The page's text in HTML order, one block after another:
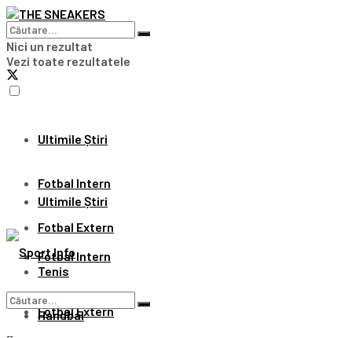
Nici un rezultat
Vezi toate rezultatele
Ultimile Știri
Fotbal Intern
Fotbal Extern
Tenis
Handbal
Ultimile Știri
Fotbal Intern
Fotbal Extern